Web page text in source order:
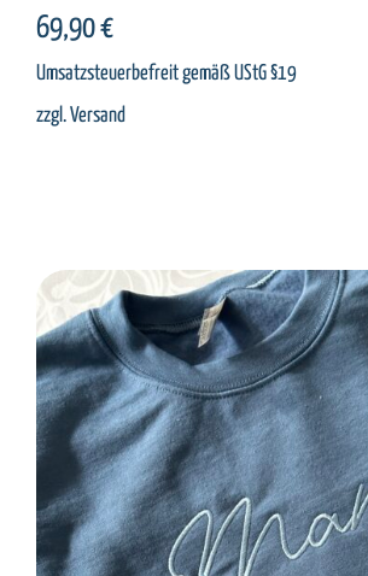
69,90€
Umsatzsteuerbefreit gemäß UStG §19
zzgl.Versand